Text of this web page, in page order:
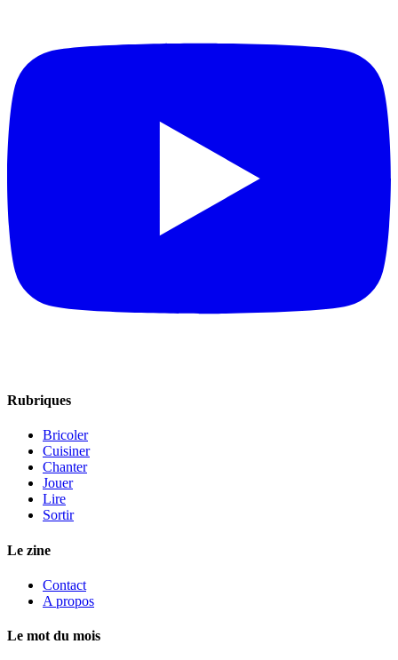
Rubriques
Bricoler
Cuisiner
Chanter
Jouer
Lire
Sortir
Le zine
Contact
A propos
Le mot du mois